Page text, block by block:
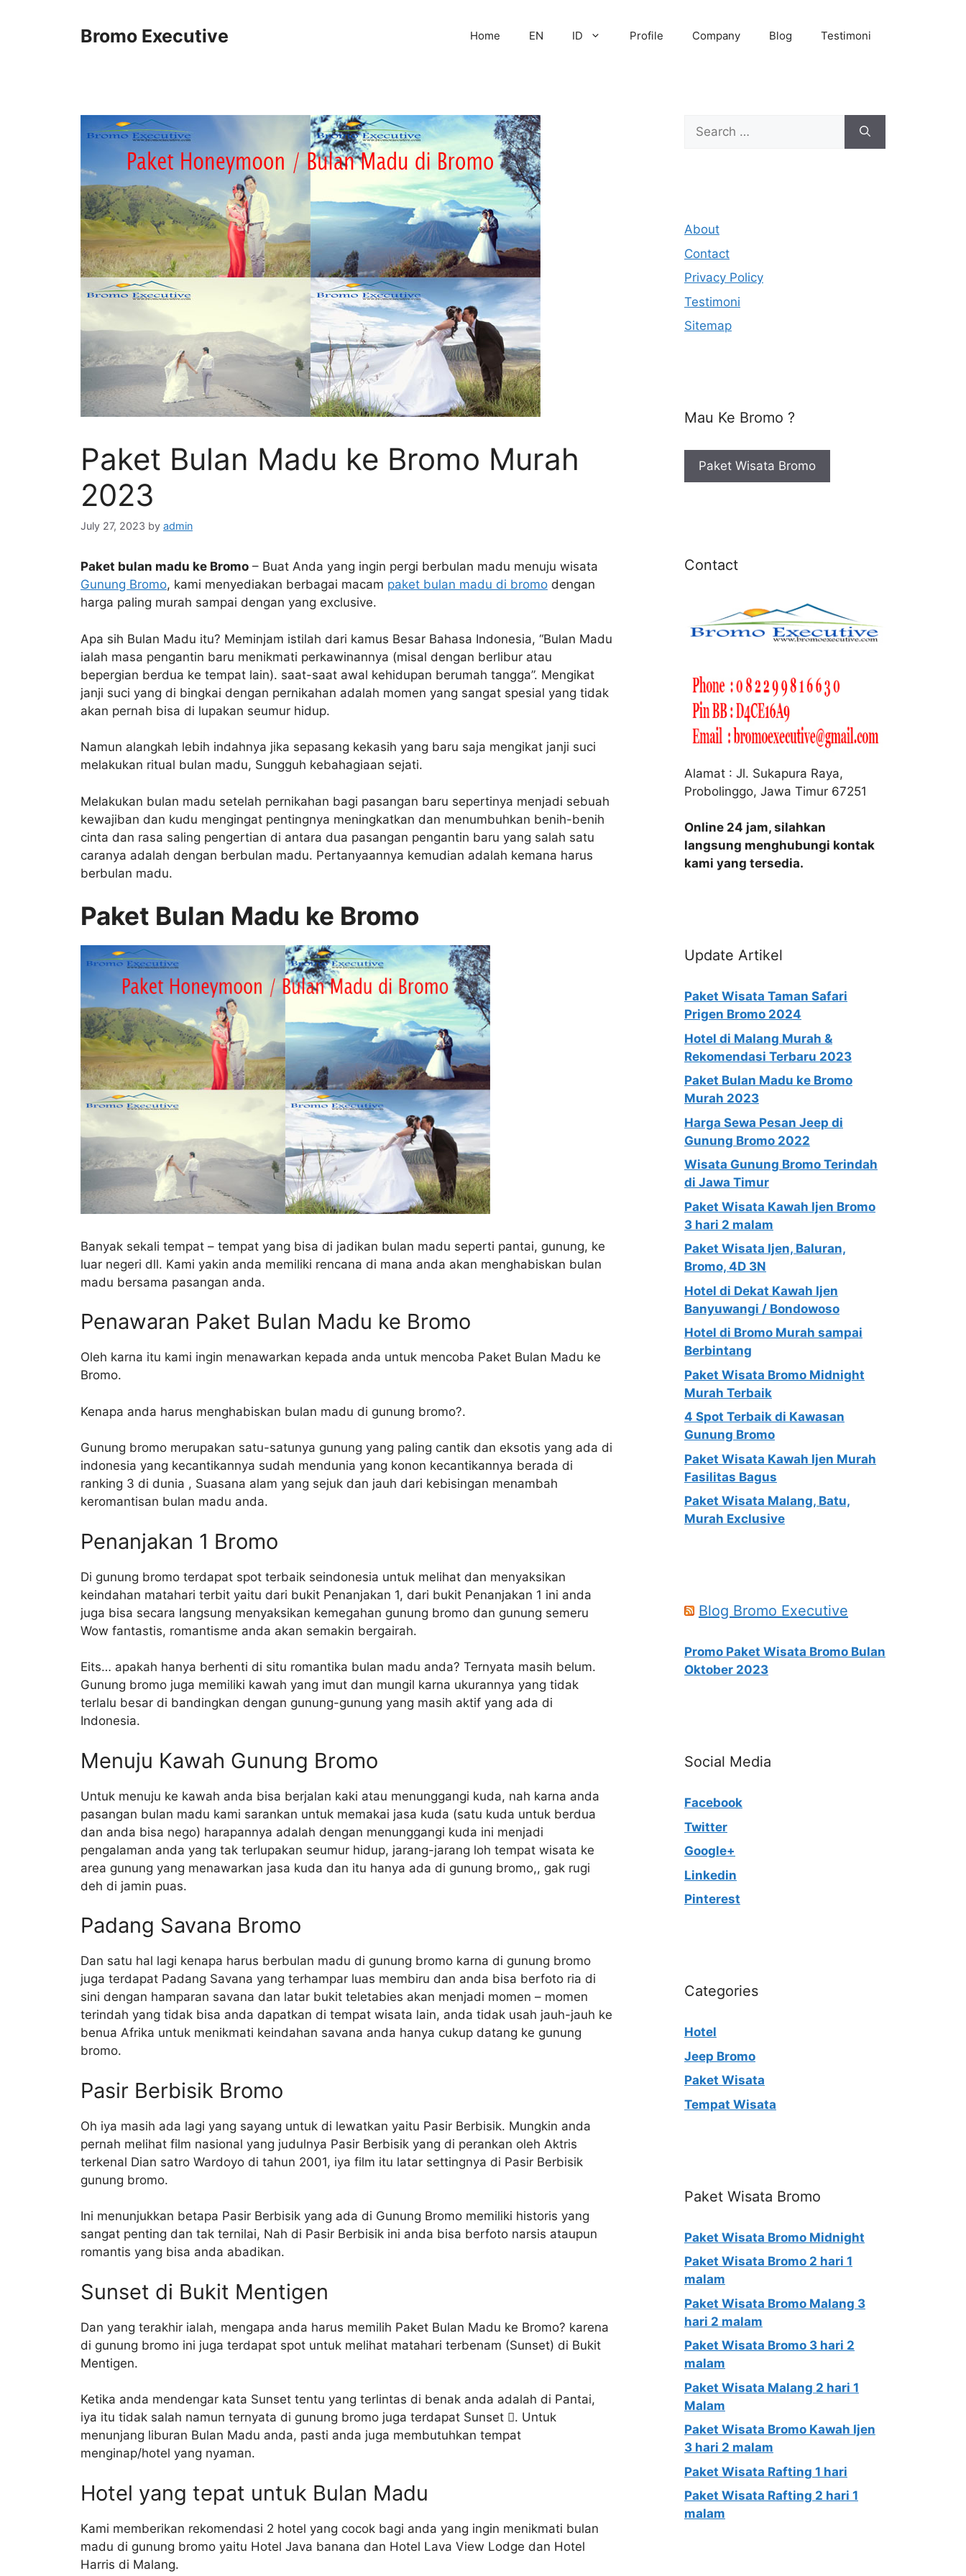
Bromo Executive Home EN ID Profile Company Blog Testimoni
Paket Bulan Madu ke Bromo Murah
2023
July 27, 2023 by admin
Paket bulan madu ke Bromo – Buat Anda yang ingin pergi berbulan madu menuju wisata
Gunung Bromo, kami menyediakan berbagai macam paket bulan madu di bromo dengan
harga paling murah sampai dengan yang exclusive.
Apa sih Bulan Madu itu? Meminjam istilah dari kamus Besar Bahasa Indonesia, “Bulan Madu
ialah masa pengantin baru menikmati perkawinannya (misal dengan berlibur atau
bepergian berdua ke tempat lain). saat-saat awal kehidupan berumah tangga”. Mengikat
janji suci yang di bingkai dengan pernikahan adalah momen yang sangat spesial yang tidak
akan pernah bisa di lupakan seumur hidup.
Namun alangkah lebih indahnya jika sepasang kekasih yang baru saja mengikat janji suci
melakukan ritual bulan madu, Sungguh kebahagiaan sejati.
Melakukan bulan madu setelah pernikahan bagi pasangan baru sepertinya menjadi sebuah
kewajiban dan kudu mengingat pentingnya meningkatkan dan menumbuhkan benih-benih
cinta dan rasa saling pengertian di antara dua pasangan pengantin baru yang salah satu
caranya adalah dengan berbulan madu. Pertanyaannya kemudian adalah kemana harus
berbulan madu.
Paket Bulan Madu ke Bromo
Banyak sekali tempat – tempat yang bisa di jadikan bulan madu seperti pantai, gunung, ke
luar negeri dll. Kami yakin anda memiliki rencana di mana anda akan menghabiskan bulan
madu bersama pasangan anda.
Penawaran Paket Bulan Madu ke Bromo
Oleh karna itu kami ingin menawarkan kepada anda untuk mencoba Paket Bulan Madu ke
Bromo.
Kenapa anda harus menghabiskan bulan madu di gunung bromo?.
Gunung bromo merupakan satu-satunya gunung yang paling cantik dan eksotis yang ada di
indonesia yang kecantikannya sudah mendunia yang konon kecantikannya berada di
ranking 3 di dunia , Suasana alam yang sejuk dan jauh dari kebisingan menambah
keromantisan bulan madu anda.
Penanjakan 1 Bromo
Di gunung bromo terdapat spot terbaik seindonesia untuk melihat dan menyaksikan
keindahan matahari terbit yaitu dari bukit Penanjakan 1, dari bukit Penanjakan 1 ini anda
juga bisa secara langsung menyaksikan kemegahan gunung bromo dan gunung semeru
Wow fantastis, romantisme anda akan semakin bergairah.
Eits… apakah hanya berhenti di situ romantika bulan madu anda? Ternyata masih belum.
Gunung bromo juga memiliki kawah yang imut dan mungil karna ukurannya yang tidak
terlalu besar di bandingkan dengan gunung-gunung yang masih aktif yang ada di
Indonesia.
Menuju Kawah Gunung Bromo
Untuk menuju ke kawah anda bisa berjalan kaki atau menunggangi kuda, nah karna anda
pasangan bulan madu kami sarankan untuk memakai jasa kuda (satu kuda untuk berdua
dan anda bisa nego) harapannya adalah dengan menunggangi kuda ini menjadi
pengalaman anda yang tak terlupakan seumur hidup, jarang-jarang loh tempat wisata ke
area gunung yang menawarkan jasa kuda dan itu hanya ada di gunung bromo,, gak rugi
deh di jamin puas.
Padang Savana Bromo
Dan satu hal lagi kenapa harus berbulan madu di gunung bromo karna di gunung bromo
juga terdapat Padang Savana yang terhampar luas membiru dan anda bisa berfoto ria di
sini dengan hamparan savana dan latar bukit teletabies akan menjadi momen – momen
terindah yang tidak bisa anda dapatkan di tempat wisata lain, anda tidak usah jauh-jauh ke
benua Afrika untuk menikmati keindahan savana anda hanya cukup datang ke gunung
bromo.
Pasir Berbisik Bromo
Oh iya masih ada lagi yang sayang untuk di lewatkan yaitu Pasir Berbisik. Mungkin anda
pernah melihat film nasional yang judulnya Pasir Berbisik yang di perankan oleh Aktris
terkenal Dian satro Wardoyo di tahun 2001, iya film itu latar settingnya di Pasir Berbisik
gunung bromo.
Ini menunjukkan betapa Pasir Berbisik yang ada di Gunung Bromo memiliki historis yang
sangat penting dan tak ternilai, Nah di Pasir Berbisik ini anda bisa berfoto narsis ataupun
romantis yang bisa anda abadikan.
Sunset di Bukit Mentigen
Dan yang terakhir ialah, mengapa anda harus memilih Paket Bulan Madu ke Bromo? karena
di gunung bromo ini juga terdapat spot untuk melihat matahari terbenam (Sunset) di Bukit
Mentigen.
Ketika anda mendengar kata Sunset tentu yang terlintas di benak anda adalah di Pantai,
iya itu tidak salah namun ternyata di gunung bromo juga terdapat Sunset . Untuk
menunjang liburan Bulan Madu anda, pasti anda juga membutuhkan tempat
menginap/hotel yang nyaman.
Hotel yang tepat untuk Bulan Madu
Kami memberikan rekomendasi 2 hotel yang cocok bagi anda yang ingin menikmati bulan
madu di gunung bromo yaitu Hotel Java banana dan Hotel Lava View Lodge dan Hotel
Harris di Malang.
Search
for:
About
Contact
Privacy Policy
Testimoni
Sitemap
Mau Ke Bromo ?
Paket Wisata Bromo
Contact
Alamat : Jl. Sukapura Raya,
Probolinggo, Jawa Timur 67251
Online 24 jam, silahkan
langsung menghubungi kontak
kami yang tersedia.
Update Artikel
Paket Wisata Taman Safari
Prigen Bromo 2024
Hotel di Malang Murah &
Rekomendasi Terbaru 2023
Paket Bulan Madu ke Bromo
Murah 2023
Harga Sewa Pesan Jeep di
Gunung Bromo 2022
Wisata Gunung Bromo Terindah
di Jawa Timur
Paket Wisata Kawah Ijen Bromo
3 hari 2 malam
Paket Wisata Ijen, Baluran,
Bromo, 4D 3N
Hotel di Dekat Kawah Ijen
Banyuwangi / Bondowoso
Hotel di Bromo Murah sampai
Berbintang
Paket Wisata Bromo Midnight
Murah Terbaik
4 Spot Terbaik di Kawasan
Gunung Bromo
Paket Wisata Kawah Ijen Murah
Fasilitas Bagus
Paket Wisata Malang, Batu,
Murah Exclusive
Blog Bromo Executive
Promo Paket Wisata Bromo Bulan
Oktober 2023
Social Media
Facebook
Twitter
Google+
Linkedin
Pinterest
Categories
Hotel
Jeep Bromo
Paket Wisata
Tempat Wisata
Paket Wisata Bromo
Paket Wisata Bromo Midnight
Paket Wisata Bromo 2 hari 1
malam
Paket Wisata Bromo Malang 3
hari 2 malam
Paket Wisata Bromo 3 hari 2
malam
Paket Wisata Malang 2 hari 1
Malam
Paket Wisata Bromo Kawah Ijen
3 hari 2 malam
Paket Wisata Rafting 1 hari
Paket Wisata Rafting 2 hari 1
malam